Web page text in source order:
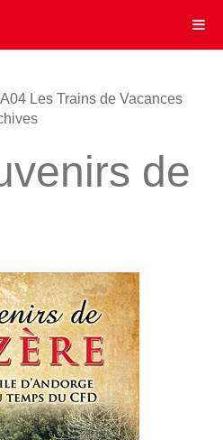
Les Trains de Vacances
de